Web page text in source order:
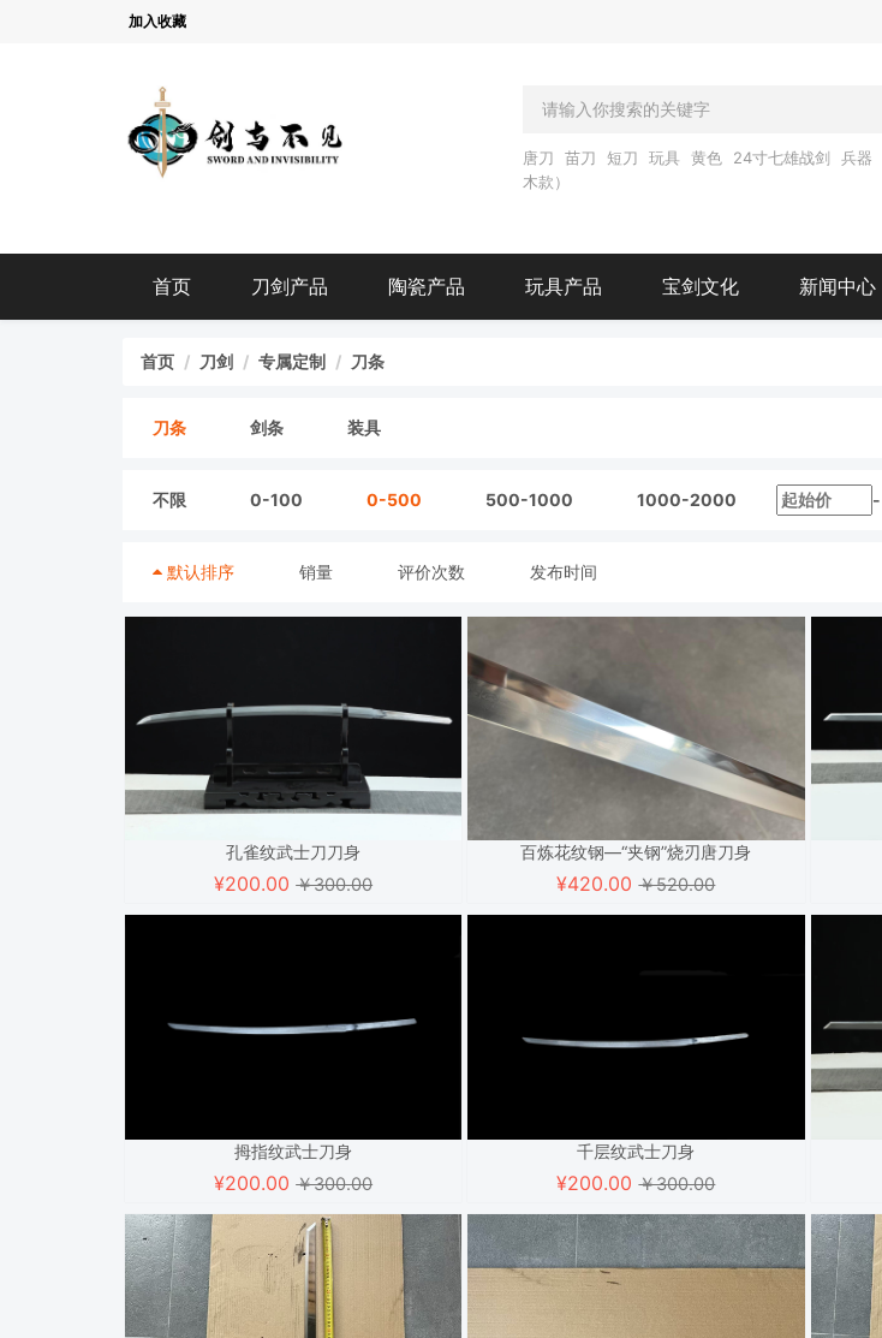
加入收藏
唐刀 苗刀 短刀 玩具 黄色 24寸七雄战剑 兵器
木款）
首页 刀剑产品 陶瓷产品 玩具产品 宝剑文化 新闻中心
首页 刀剑 专属定制 刀条
刀条 剑条 装具
不限 0-100 0-500 500-1000 1000-2000 -
默认排序 销量 评价次数 发布时间
孔雀纹武士刀刀身
¥200.00￥300.00
百炼花纹钢—“夹钢”烧刃唐刀身
¥420.00￥520.00
拇指纹武士刀身
¥200.00￥300.00
千层纹武士刀身
¥200.00￥300.00